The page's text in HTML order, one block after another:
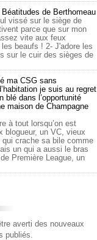
de Berthomeau
vissé sur le siège de
parce que sur mon
vite aux feux
beaufs ! 2- J'adore les
sur le cuir des sièges de
ma CSG sans
je suis au regret
blé dans l’opportunité
maison de Champagne
à tout lorsqu’on est
blogueur, un VC, vieux
crache sa bile comme
un qui a aussi le bras
Première League, un
averti des nouveaux
publiés.